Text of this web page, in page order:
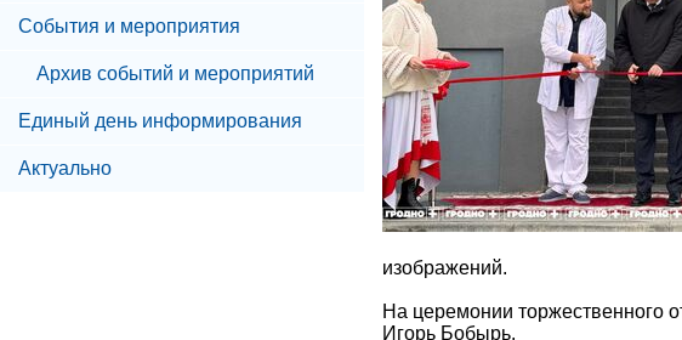
События и мероприятия
Архив событий и мероприятий
Единый день информирования
Актуально
изображений.
На церемонии торжественного
Игорь Бобырь.